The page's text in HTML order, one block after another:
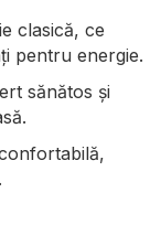
clasică, ce
pentru energie.
sănătos și